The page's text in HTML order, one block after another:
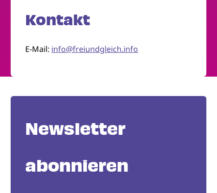
Kontakt
E-Mail: info@freiundgleich.info
Newsletter
abonnieren